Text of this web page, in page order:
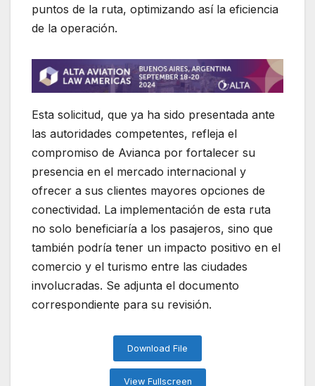
puntos de la ruta, optimizando así la eficiencia
de la operación.
Esta solicitud, que ya ha sido presentada ante
las autoridades competentes, refleja el
compromiso de Avianca por fortalecer su
presencia en el mercado internacional y
ofrecer a sus clientes mayores opciones de
conectividad. La implementación de esta ruta
no solo beneficiaría a los pasajeros, sino que
también podría tener un impacto positivo en el
comercio y el turismo entre las ciudades
involucradas. Se adjunta el documento
correspondiente para su revisión.
Download File
View Fullscreen